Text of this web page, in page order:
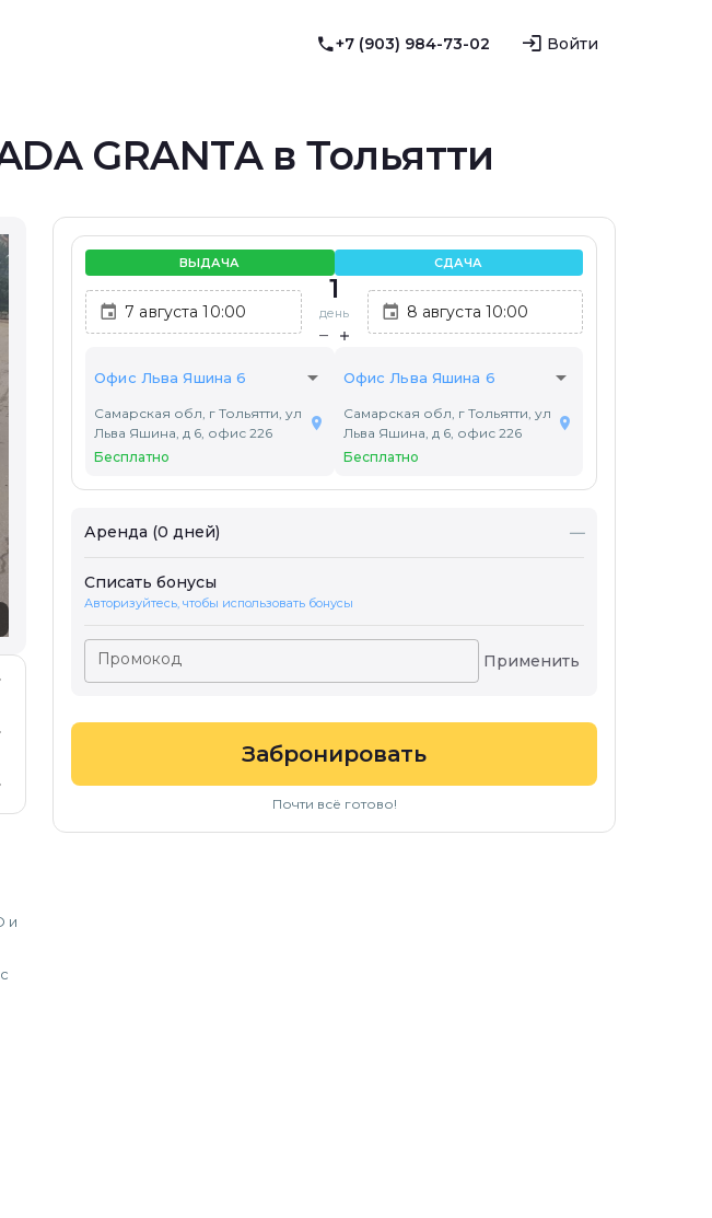
+7 (903) 984-73-02 Войти
GRANTA в Тольятти
и
ВЫДАЧА СДАЧА
1
день
Офис Льва Яшина 6 arrow_drop_down
Самарская обл, г Тольятти, ул
Льва Яшина, д 6, офис 226
Бесплатно
Офис Льва Яшина 6 arrow_drop_down
Самарская обл, г Тольятти, ул
Льва Яшина, д 6, офис 226
Бесплатно
Аренда (0 дней) —
Списать бонусы
Авторизуйтесь, чтобы использовать бонусы
Промокод Применить
Забронировать
Почти всё готово!